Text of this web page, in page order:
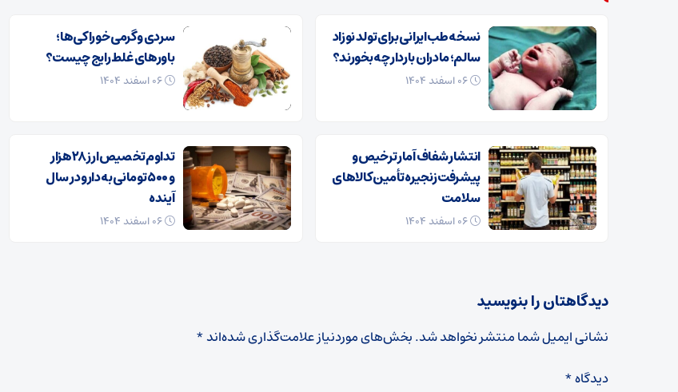
نسخه طب ایرانی برای تولد نوزاد
سالم؛ مادران باردار چه بخورند؟
سردی و گرمی خوراکی‌ها؛
باورهای غلط رایج چیست؟
۰۶ اسفند ۱۴۰۴
انتشار شفاف آمار ترخیص و
پیشرفت زنجیره تأمین کالاهای
سلامت
تداوم تخصیص ارز ۲۸ هزار
و ۵۰۰ تومانی به دارو در سال
آینده
۰۶ اسفند ۱۴۰۴
دیدگاهتان را بنویسید
نشانی ایمیل شما منتشر نخواهد شد.بخش‌های موردنیاز علامت‌گذاری شده‌اند*
دیدگاه*